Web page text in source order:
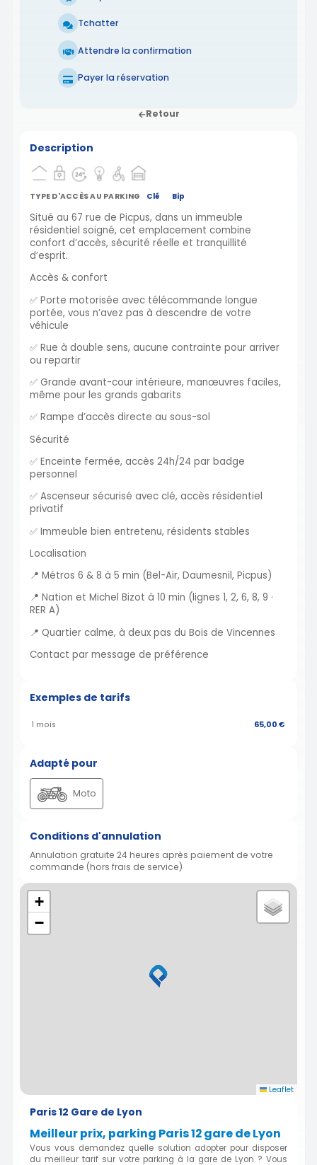
Tchatter
Attendre la confirmation
Payer la réservation
Retour
Description
TYPE D'ACCÈS AU PARKING Clé Bip
Situé au 67 rue de Picpus, dans un immeuble
résidentiel soigné, cet emplacement combine
confort d’accès, sécurité réelle et tranquillité
d’esprit.
Accès & confort
✅ Porte motorisée avec télécommande longue
portée, vous n’avez pas à descendre de votre
véhicule
✅ Rue à double sens, aucune contrainte pour arriver
ou repartir
✅ Grande avant-cour intérieure, manœuvres faciles,
même pour les grands gabarits
✅ Rampe d’accès directe au sous-sol
Sécurité
✅ Enceinte fermée, accès 24h/24 par badge
personnel
✅ Ascenseur sécurisé avec clé, accès résidentiel
privatif
✅ Immeuble bien entretenu, résidents stables
Localisation
📍 Métros 6 & 8 à 5 min (Bel-Air, Daumesnil, Picpus)
📍 Nation et Michel Bizot à 10 min (lignes 1, 2, 6, 8, 9 ·
RER A)
📍 Quartier calme, à deux pas du Bois de Vincennes
Contact par message de préférence
Exemples de tarifs
1 mois 65,00 €
Adapté pour
Moto
Conditions d'annulation
Annulation gratuite 24 heures après paiement de votre
commande (hors frais de service)
+
−
Leaflet
Paris 12 Gare de Lyon
Meilleur prix, parking Paris 12 gare de Lyon
Vous vous demandez quelle solution adopter pour disposer
du meilleur tarif sur votre parking à la gare de Lyon ? Vous